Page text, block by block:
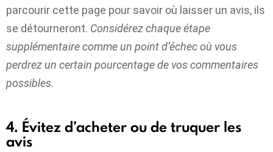
parcourir cette page pour savoir où laisser un avis, ils
se détourneront. Considérez chaque étape
supplémentaire comme un point d’échec où vous
perdrez un certain pourcentage de vos commentaires
possibles.
4. Évitez d’acheter ou de truquer les
avis